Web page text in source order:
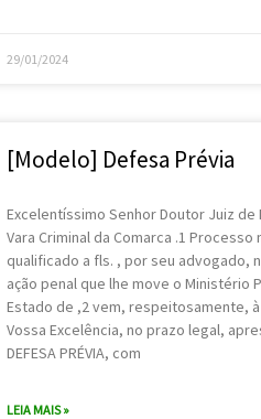
29/01/2024
[Modelo] Defesa Prévia
Excelentíssimo Senhor Doutor Juiz de
Vara Criminal da Comarca .1 Processo
qualificado a fls. , por seu advogado,
ação penal que lhe move o Ministério
Estado de ,2 vem, respeitosamente,
Vossa Excelência, no prazo legal,
DEFESA PRÉVIA, com
LEIA MAIS »